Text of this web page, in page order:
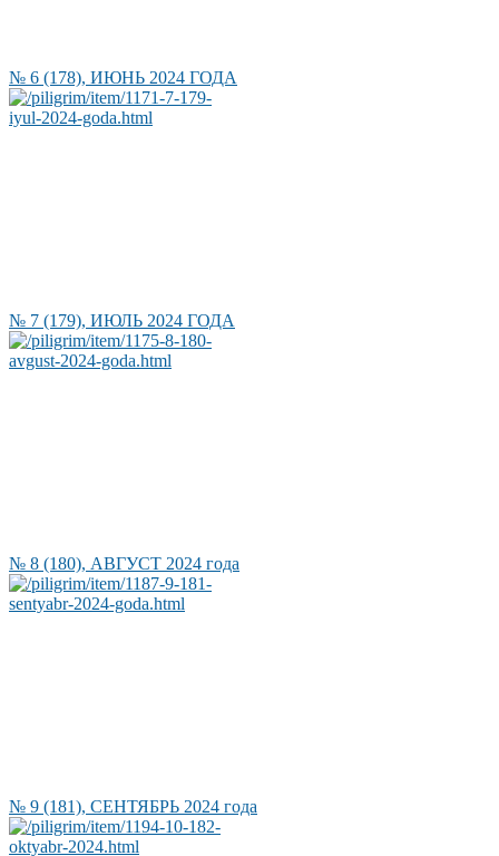
№ 6 (178), ИЮНЬ 2024 ГОДА
№ 7 (179), ИЮЛЬ 2024 ГОДА
№ 8 (180), АВГУСТ 2024 года
№ 9 (181), СЕНТЯБРЬ 2024 года